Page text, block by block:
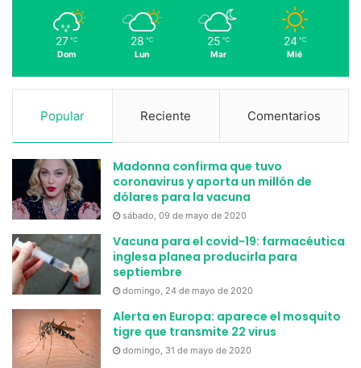
27 ℃
Dom
28 ℃
Lun
25 ℃
Mar
24 ℃
Mié
Popular Reciente Comentarios
Madonna confirma que tuvo
coronavirus y aporta un millón de
dólares para la vacuna
sábado, 09 de mayo de 2020
Vacuna para el covid-19: farmacéutica
inglesa planea producirla para
septiembre
domingo, 24 de mayo de 2020
Alerta en Europa: aparece el mosquito
tigre que transmite 22 virus
domingo, 31 de mayo de 2020